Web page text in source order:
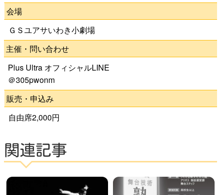
お問い合わせ
よくある質問
検
WEBマガジン
会場
ＧＳユアサいわき小劇場
主催・問い合わせ
Plus Ultra オフィシャルLINE
＠305pwonm
販売・申込み
自由席2,000円
関連記事